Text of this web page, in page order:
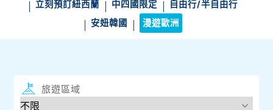
立刻預訂紐西蘭
中四國限定
自由行/半自由行
安妞韓國
漫遊歐洲
旅遊區域